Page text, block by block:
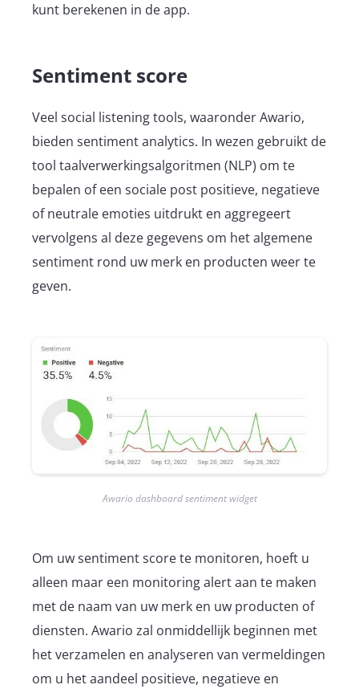
kunt berekenen in de app.
Sentiment score
Veel social listening tools, waaronder Awario,
bieden sentiment analytics. In wezen gebruikt de
tool taalverwerkingsalgoritmen (NLP) om te
bepalen of een sociale post positieve, negatieve
of neutrale emoties uitdrukt en aggregeert
vervolgens al deze gegevens om het algemene
sentiment rond uw merk en producten weer te
geven.
Awario dashboard sentiment widget
Om uw sentiment score te monitoren, hoeft u
alleen maar een monitoring alert aan te maken
met de naam van uw merk en uw producten of
diensten. Awario zal onmiddellijk beginnen met
het verzamelen en analyseren van vermeldingen
om u het aandeel positieve, negatieve en